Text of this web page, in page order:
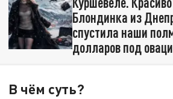
Блондинка из
спустила наши
долларов под
В чём суть?